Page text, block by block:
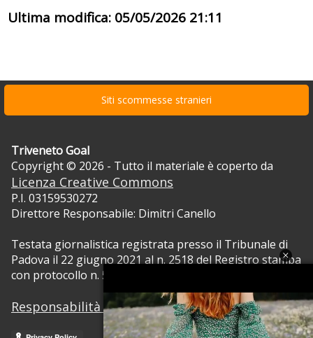
Ultima modifica: 05/05/2026 21:11
Siti scommesse stranieri
Triveneto Goal
Copyright © 2026 - Tutto il materiale è coperto da
Licenza Creative Commons
P.I. 03159530272
Direttore Responsabile: Dimitri Canello
Testata giornalistica registrata presso il Tribunale di
Padova il 22 giugno 2021 al n. 2518 del Registro stampa
con protocollo n. 5105/2021 RVG.
Responsabilità dei contenuti